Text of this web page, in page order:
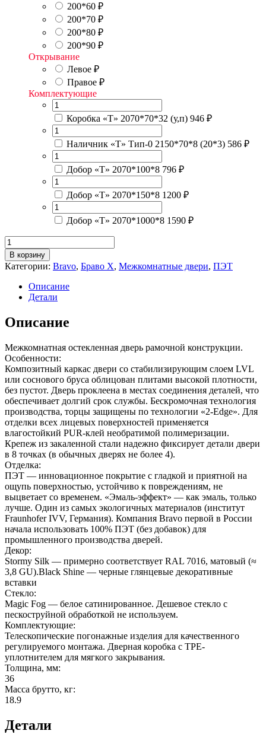
200*60 ₽
200*70 ₽
200*80 ₽
200*90 ₽
Открывание
Левое ₽
Правое ₽
Комплектующие
Коробка «Т» 2070*70*32 (у,п) 946 ₽
Наличник «Т» Тип-0 2150*70*8 (20*3) 586 ₽
Добор «Т» 2070*100*8 796 ₽
Добор «Т» 2070*150*8 1200 ₽
Добор «Т» 2070*1000*8 1590 ₽
Количество
товара
Браво-22
Stormy
Shine
В корзину
Категории: Bravo, Браво Х, Межкомнатные двери, ПЭТ
Описание
Детали
Описание
Межкомнатная остекленная дверь рамочной конструкции.
Особенности:
Композитный каркас двери со стабилизирующим слоем LVL
или соснового бруса облицован плитами высокой плотности,
без пустот. Дверь проклеена в местах соединения деталей, что
обеспечивает долгий срок службы. Бескромочная технология
производства, торцы защищены по технологии «2-Edge». Для
отделки всех лицевых поверхностей применяется
влагостойкий PUR-клей необратимой полимеризации.
Крепеж из закаленной стали надежно фиксирует детали двери
в 8 точках (в обычных дверях не более 4).
Отделка:
ПЭТ — инновационное покрытие c гладкой и приятной на
ощупь поверхностью, устойчиво к повреждениям, не
выцветает со временем. «Эмаль-эффект» — как эмаль, только
лучше. Один из самых экологичных материалов (институт
Fraunhofer IVV, Германия). Компания Bravo первой в России
начала использовать 100% ПЭТ (без добавок) для
промышленного производства дверей.
Декор:
Stormy Silk — примерно соответствует RAL 7016, матовый (≈
3,8 GU).Black Shine — черные глянцевые декоративные
вставки
Стекло:
Magic Fog — белое сатинированное. Дешевое стекло с
пескоструйной обработкой не используем.
Комплектующие:
Телескопические погонажные изделия для качественного
регулируемого монтажа. Дверная коробка с TPE-
уплотнителем для мягкого закрывания.
Толщина, мм:
36
Масса брутто, кг:
18.9
Детали